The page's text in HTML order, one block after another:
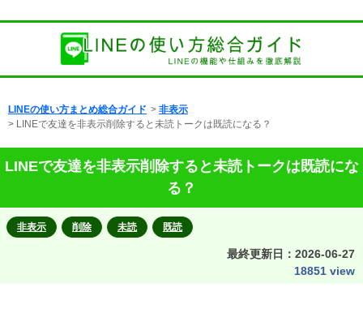
LINEの使い方まとめ総合ガイド > 非表示
> LINEで友達を非表示削除すると未読トークは既読になる？
LINEで友達を非表示削除すると未読トークは既読にな
る？
非表示 削除 未読 既読
最終更新日： 2026-06-27
18851 view